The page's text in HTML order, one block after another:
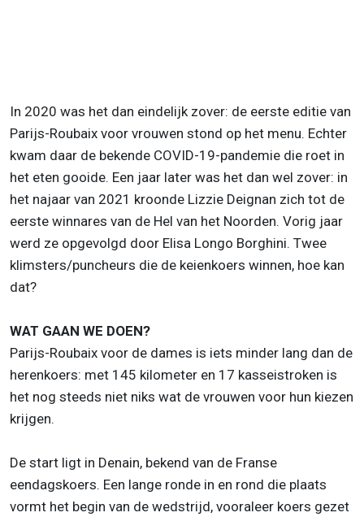
In 2020 was het dan eindelijk zover: de eerste editie van
Parijs-Roubaix voor vrouwen stond op het menu. Echter
kwam daar de bekende COVID-19-pandemie die roet in
het eten gooide. Een jaar later was het dan wel zover: in
het najaar van 2021 kroonde Lizzie Deignan zich tot de
eerste winnares van de Hel van het Noorden. Vorig jaar
werd ze opgevolgd door Elisa Longo Borghini. Twee
klimsters/puncheurs die de keienkoers winnen, hoe kan
dat?
WAT GAAN WE DOEN?
Parijs-Roubaix voor de dames is iets minder lang dan de
herenkoers: met 145 kilometer en 17 kasseistroken is
het nog steeds niet niks wat de vrouwen voor hun kiezen
krijgen.
De start ligt in Denain, bekend van de Franse
eendagskoers. Een lange ronde in en rond die plaats
vormt het begin van de wedstrijd, vooraleer koers gezet